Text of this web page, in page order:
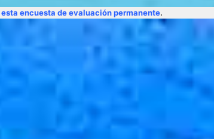
esta encuesta de evaluación permanente.